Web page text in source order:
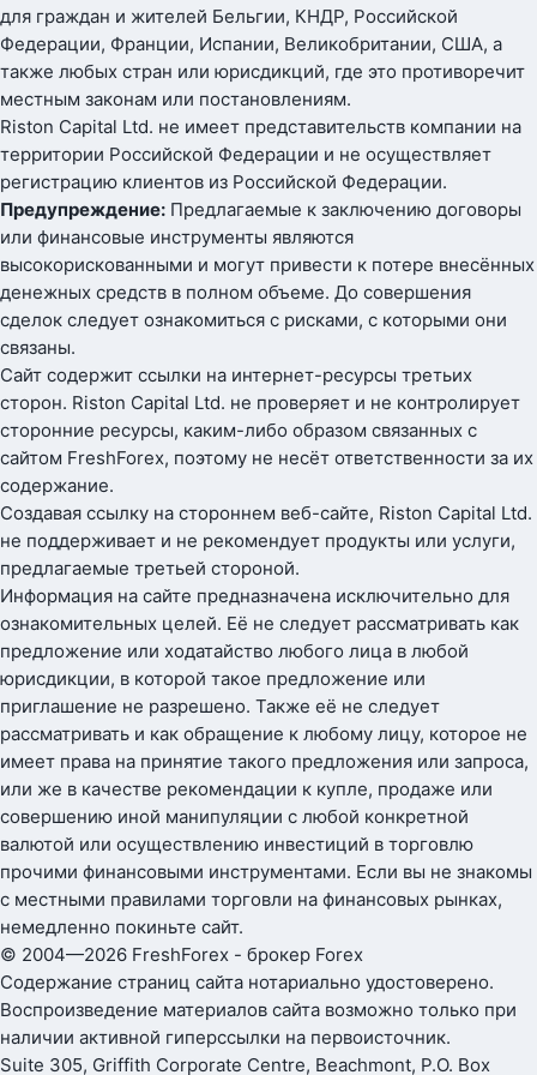
для граждан и жителей Бельгии, КНДР, Российской
Федерации, Франции, Испании, Великобритании, США, а
также любых стран или юрисдикций, где это противоречит
местным законам или постановлениям.
Riston Capital Ltd. не имеет представительств компании на
территории Российской Федерации и не осуществляет
регистрацию клиентов из Российской Федерации.
Предупреждение: Предлагаемые к заключению договоры
или финансовые инструменты являются
высокорискованными и могут привести к потере внесённых
денежных средств в полном объеме. До совершения
сделок следует ознакомиться с рисками, с которыми они
связаны.
Сайт содержит ссылки на интернет-ресурсы третьих
сторон. Riston Capital Ltd. не проверяет и не контролирует
сторонние ресурсы, каким-либо образом связанных с
сайтом FreshForex, поэтому не несёт ответственности за их
содержание.
Создавая ссылку на стороннем веб-сайте, Riston Capital Ltd.
не поддерживает и не рекомендует продукты или услуги,
предлагаемые третьей стороной.
Информация на сайте предназначена исключительно для
ознакомительных целей. Её не следует рассматривать как
предложение или ходатайство любого лица в любой
юрисдикции, в которой такое предложение или
приглашение не разрешено. Также её не следует
рассматривать и как обращение к любому лицу, которое не
имеет права на принятие такого предложения или запроса,
или же в качестве рекомендации к купле, продаже или
совершению иной манипуляции с любой конкретной
валютой или осуществлению инвестиций в торговлю
прочими финансовыми инструментами. Если вы не знакомы
с местными правилами торговли на финансовых рынках,
немедленно покиньте сайт.
© 2004—2026 FreshForex - брокер Forex
Содержание страниц сайта нотариально удостоверено.
Воспроизведение материалов сайта возможно только при
наличии активной гиперссылки на первоисточник.
Suite 305, Griffith Corporate Centre, Beachmont, P.O. Box